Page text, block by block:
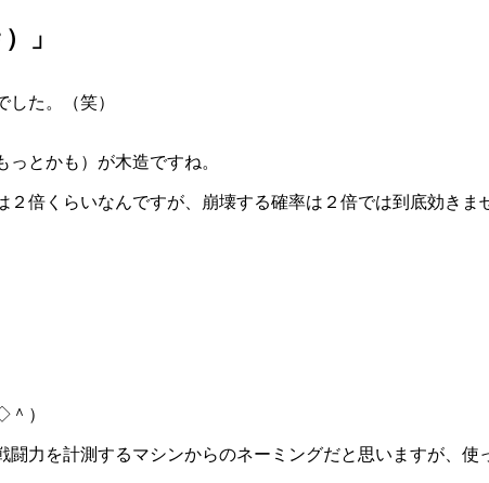
」
た。（笑）
とかも）が木造ですね。
倍くらいなんですが、崩壊する確率は２倍では到底効きま
◇＾）
闘力を計測するマシンからのネーミングだと思いますが、使